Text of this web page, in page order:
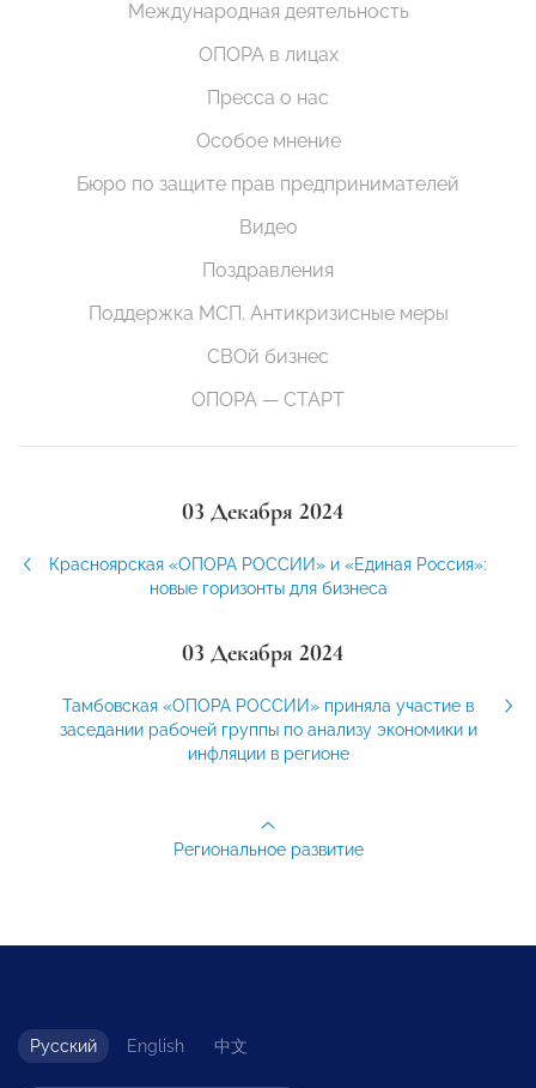
Международная деятельность
ОПОРА в лицах
Пресса о нас
Особое мнение
Бюро по защите прав предпринимателей
Видео
Поздравления
Поддержка МСП. Антикризисные меры
СВОй бизнес
ОПОРА — СТАРТ
03 Декабря 2024
Красноярская «ОПОРА РОССИИ» и «Единая Россия»:
новые горизонты для бизнеса
03 Декабря 2024
Тамбовская «ОПОРА РОССИИ» приняла участие в
заседании рабочей группы по анализу экономики и
инфляции в регионе
Региональное развитие
Русский English 中文